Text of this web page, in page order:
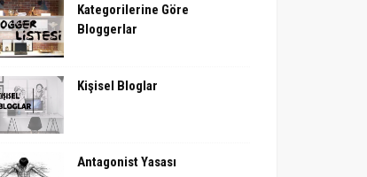
Kategorilerine Göre
Bloggerlar
Kişisel Bloglar
Antagonist Yasası